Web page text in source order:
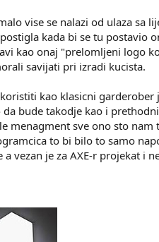
vise se nalazi od ulaza sa
kada bi se tu postavio
kao onaj "prelomljeni logo
savijati pri izradi kucista.
kao klasicni
bude takodje kao i
menagment sve ono sto
to bi bilo to samo
vezan je za AXE-r projekat i